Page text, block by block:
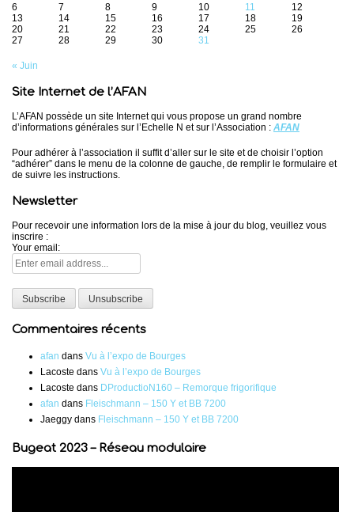
6
7 8 9 10 11
12
13
14 15 16 17 18
19
20
21 22 23 24 25
26
27
28 29 30 31
« Juin
Site Internet de l’AFAN
L’AFAN possède un site Internet qui vous propose un grand nombre
d’informations générales sur l’Echelle N et sur l’Association : AFAN
Pour adhérer à l’association il suffit d’aller sur le site et de choisir l’option
“adhérer” dans le menu de la colonne de gauche, de remplir le formulaire et
de suivre les instructions.
Newsletter
Pour recevoir une information lors de la mise à jour du blog, veuillez vous
inscrire :
Your email:
Commentaires récents
afan dans Vu à l’expo de Bourges
Lacoste dans Vu à l’expo de Bourges
Lacoste dans DProductioN160 – Remorque frigorifique
afan dans Fleischmann – 150 Y et BB 7200
Jaeggy dans Fleischmann – 150 Y et BB 7200
Bugeat 2023 – Réseau modulaire